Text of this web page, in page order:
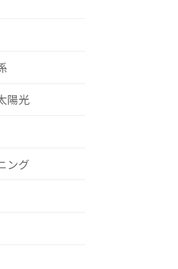
陽光
ング